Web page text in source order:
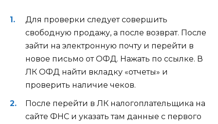
Для проверки следует совершить
свободную продажу, а после возврат. После
зайти на электронную почту и перейти в
новое письмо от ОФД. Нажать по ссылке. В
ЛК ОФД найти вкладку «отчеты» и
проверить наличие чеков.
После перейти в ЛК налогоплательщика на
сайте ФНС и указать там данные с первого